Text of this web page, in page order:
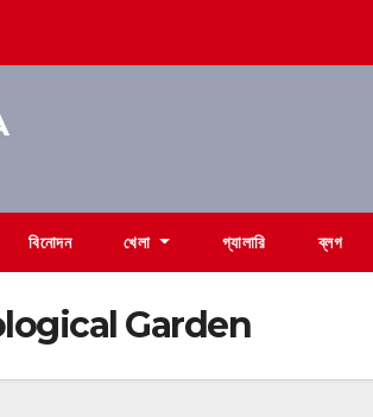
বিনোদন খেলা গ্যালারি ব্লগ
Garden